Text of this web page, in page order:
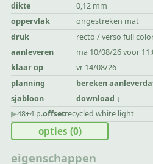
dikte
0,12 mm
oppervlak
ongestreken mat
druk
recto / verso full
aanleveren
ma 10/08/26 voor
klaar op
vr 14/08/26
planning
bereken
sjabloon
download
▶︎48+4 p.offsetrecycled white light
eigenschappen
opties (0)